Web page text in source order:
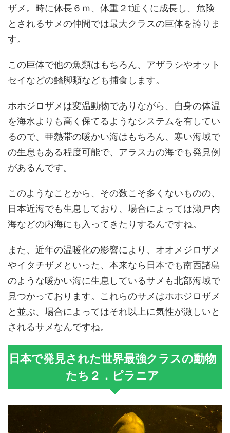
ザメ。時に体長６ｍ、体重２t近くに成長し、危険
とされるサメの仲間では最大クラスの巨体を誇りま
す。
この巨体で他の魚類はもちろん、アザラシやオット
セイなどの鰭脚類なども捕食します。
ホホジロザメは変温動物でありながら、自身の体温
を海水よりも高く保てるようなシステムを有してい
るので、亜熱帯の暖かい海はもちろん、寒い海域で
の生息もある程度可能で、アラスカの海でも発見例
があるんです。
このようなことから、その数こそ多くないものの、
日本近海でも生息しており、場合によっては瀬戸内
海などの内海にも入ってきたりするんですね。
また、近年の温暖化の影響により、オオメジロザメ
やイタチザメといった、本来なら日本でも南西諸島
のような暖かい海に生息しているサメも北部海域で
見つかっております。これらのサメはホホジロザメ
と並ぶ、場合によってはそれ以上に気性が激しいと
されるサメなんですね。
日本で発見された世界最強クラスの動物
たち２．ピラニア